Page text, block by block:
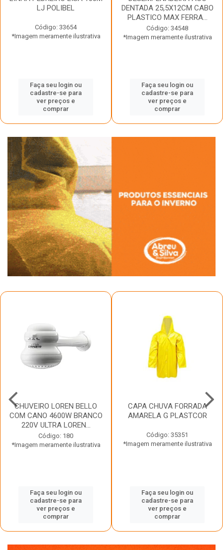
LJ POLIBEL
Código: 33654
*Imagem meramente ilustrativa
Faça seu login ou
cadastre-se para
ver preços e
comprar
DENTADA 25,5X12CM CABO
PLASTICO MAX FERRA...
Código: 34548
*Imagem meramente ilustrativa
Faça seu login ou
cadastre-se para
ver preços e
comprar
CHUVEIRO LOREN BELLO
COM CANO 4600W BRANCO
220V ULTRA LOREN...
Código: 180
*Imagem meramente ilustrativa
Faça seu login ou
cadastre-se para
ver preços e
comprar
CAPA CHUVA FORRADA
AMARELA G PLASTCOR
Código: 35351
*Imagem meramente ilustrativa
Faça seu login ou
cadastre-se para
ver preços e
comprar